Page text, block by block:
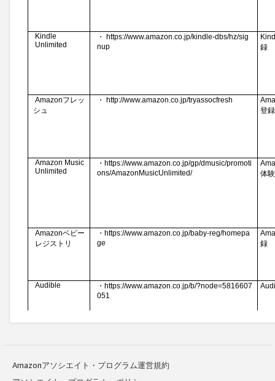
Amazonアソシエイト・プログラム運営規約